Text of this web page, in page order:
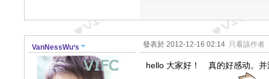
VanNessWu‘s 發表於 2012-12-16 02:14 只看該作者
hello 大家好！ 真的好感动。并